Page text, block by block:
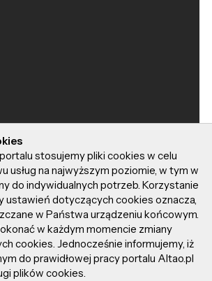
stosujemy pliki cookies w celu
usług na najwyższym poziomie, w tym w
do indywidualnych potrzeb. Korzystanie
ustawień dotyczących cookies oznacza,
w Państwa urządzeniu końcowym.
w każdym momencie zmiany
cookies. Jednocześnie informujemy, iż
do prawidłowej pracy portalu Altao.pl
plików cookies.